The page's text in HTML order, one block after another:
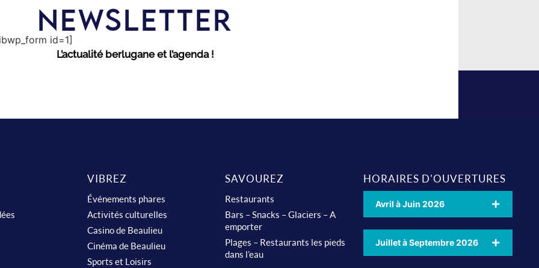
NEWSLETTER
id=1]
L’actualité berlugane et l’agenda !
VIBREZ
Événements phares
Activités culturelles
Casino de Beaulieu
Cinéma de Beaulieu
Sports et Loisirs
SAVOUREZ
Restaurants
Bars – Snacks – Glaciers – A
emporter
Plages – Restaurants les pieds
dans l’eau
HORAIRES D'OUVERTURES
Avril à Juin 2026
Juillet à Septembre 2026